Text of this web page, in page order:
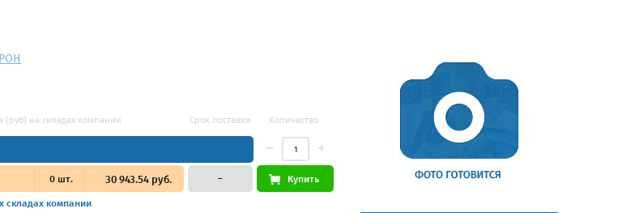
(руб) на складах компании Срок поставки Количество
0шт. 30 943.54 руб.
складах компании
– Купить